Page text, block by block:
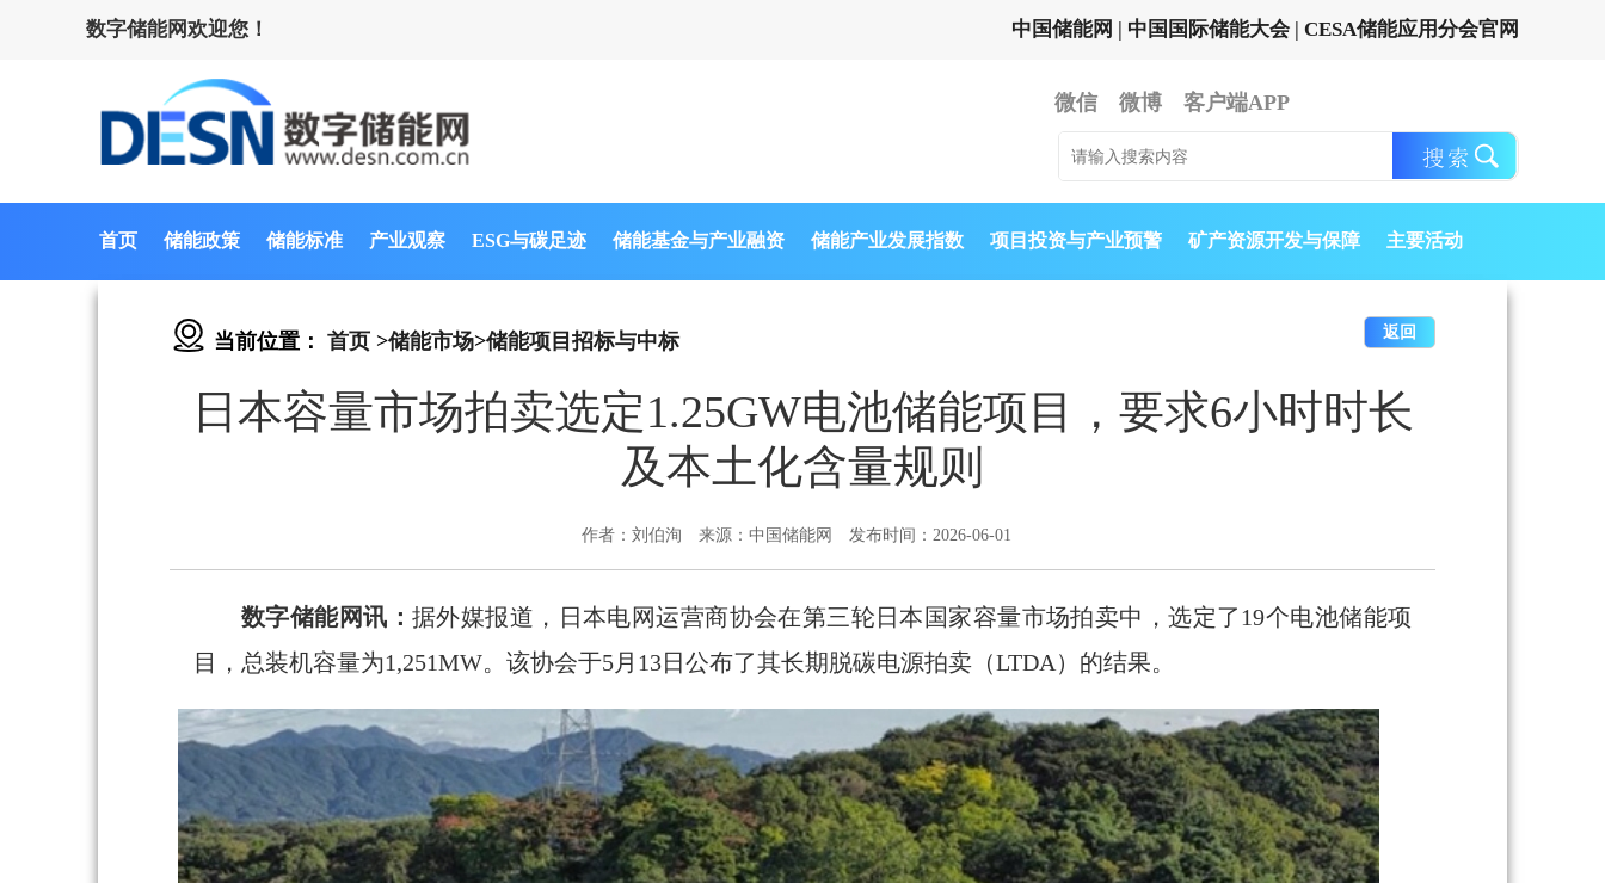
数字储能网欢迎您！ 中国储能网 | 中国国际储能大会 | CESA储能应用分会官网
微信 微博 客户端APP
首页 储能政策 储能标准 产业观察 ESG与碳足迹 储能基金与产业融资 储能产业发展指数 项目投资与产业预警 矿产资源开发与保障 主要活动
当前位置： 首页 >储能市场>储能项目招标与中标 返回
日本容量市场拍卖选定1.25GW电池储能项目，要求6小时时长
及本土化含量规则
作者：刘伯洵 来源：中国储能网 发布时间：2026-06-01
数字储能网讯： 据外媒报道，日本电网运营商协会在第三轮日本国家容量市场拍卖中，选定了19个电池储能项
目，总装机容量为1,251MW。该协会于5月13日公布了其长期脱碳电源拍卖（LTDA）的结果。